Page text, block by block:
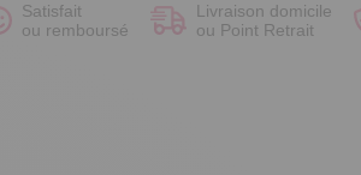
Satisfait
ou remboursé
Livraison domicile
ou Point Retrait